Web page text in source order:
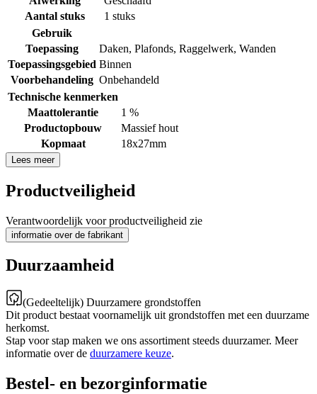
Aantal stuks
1 stuks
Gebruik
Toepassing
Daken, Plafonds, Raggelwerk, Wanden
Toepassingsgebied Binnen
Voorbehandeling Onbehandeld
Technische kenmerken
Maattolerantie
1 %
Productopbouw
Massief hout
Kopmaat
18x27mm
Lees meer
Productveiligheid
Verantwoordelijk voor productveiligheid zie
informatie over de fabrikant
Duurzaamheid
(Gedeeltelijk) Duurzamere grondstoffen
Dit product bestaat voornamelijk uit grondstoffen met een duurzame
herkomst.
Stap voor stap maken we ons assortiment steeds duurzamer. Meer
informatie over de duurzamere keuze.
Bestel- en bezorginformatie